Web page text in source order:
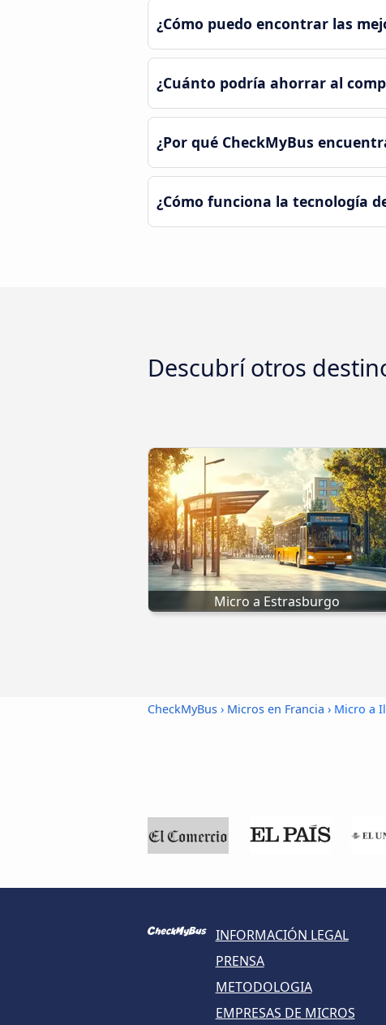
¿Cómo puedo encontrar las
¿Cuánto podría ahorrar al
¿Por qué CheckMyBus
¿Cómo funciona la tecnología
Descubrí otros
Micro a Estrasburgo
CheckMyBus › Micros en Francia › Micro a
INFORMACIÓN LEGAL
PRENSA
METODOLOGIA
EMPRESAS DE MICROS